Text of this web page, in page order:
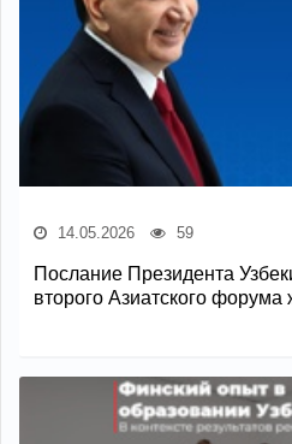
14.05.2026 59
Послание Президента
второго Азиатского